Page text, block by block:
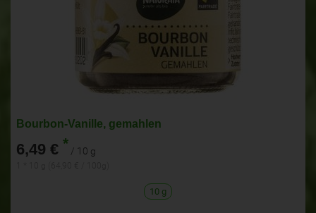
Bourbon-Vanille, gemahlen
6,49 € * / 10 g
10 g